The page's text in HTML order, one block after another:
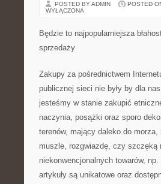
POSTED BY ADMIN POSTED
WYŁĄCZONA
Będzie to najpopularniejsza
sprzedaży
Zakupy za pośrednictwem
publicznej sieci nie były by dla
jesteśmy w stanie zakupić
naczynia, posążki oraz sporo
terenów, mający daleko do
muszle, rozgwiazdę, czy szczęką
niekonwencjonalnych towarów,
artykuły są unikatowe oraz